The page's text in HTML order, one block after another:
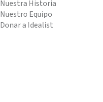
Nuestra Historia
Nuestro Equipo
Donar a Idealist